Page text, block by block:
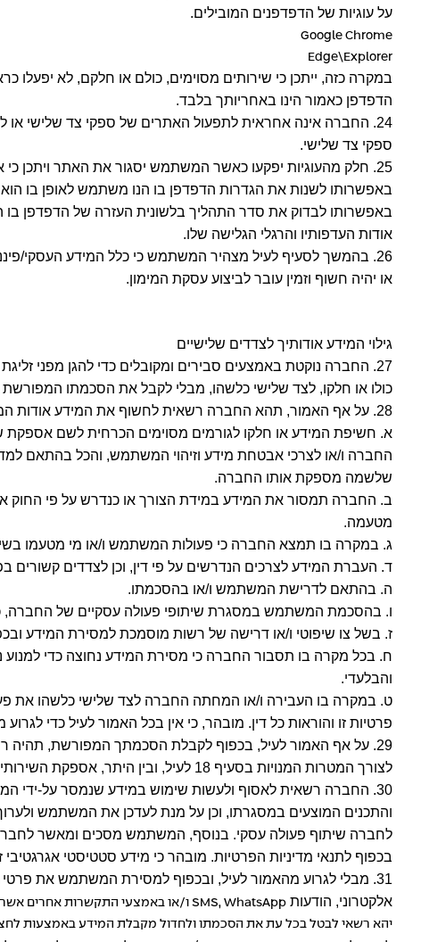
על עוגיות של הדפדפנים המובילים.
Google Chrome
Edge\Explorer
במקרה כזה, ייתכן כי שירותים מסוימים, כולם או חלקם, לא יפעלו
הדפדפן כאמור הינו באחריותך בלבד.
24. החברה אינה אחראית לתפעול האתרים של ספקי צד שלישי או
ספקי צד שלישי.
25. חלק מהעוגיות יפקעו כאשר המשתמש יסגור את האתר ויתכן כי אחרות ישמרו על גבי הזיכרון במכשיר. במידה והמשתמש מעדיף לחסום קבצי
באפשרותו לשנות את הגדרות הדפדפן בו הנו משתמש לאופן בו
באפשרותו לבדוק את סדר התהליך בלשונית העזרה של הדפדפן
אודות העדפותיו והרגלי הגלישה שלו.
26. בהמשך לסעיף לעיל מצהיר המשתמש כי כלל המידע העסקי/
או יהיה חשוף וזמין עובר לביצוע עסקת המימון.
גילוי המידע אודותיך לצדדים שלישיים
27. החברה נוקטת באמצעים סבירים ומקובלים כדי להגן מפני
כולו או חלקו, לצד שלישי כלשהו, מבלי לקבל את הסכמתו המפורשת
28. על אף האמור, תהא החברה רשאית לחשוף את המידע אודות המשתמש, כולו או חלקו, לצדדים שלישיים כלשהם בכפוף לתנאים הבאים:
א. חשיפת המידע או חלקו לגורמים מסוימים הכרחית לשם אספקת
החברה ו/או לצרכי אבטחת מידע וזיהוי המשתמש, והכל בהתאם
שלשמה מספקת אותו החברה.
ב. החברה תמסור את המידע במידת הצורך או כנדרש על פי החוק
מטעמה.
ג. במקרה בו תמצא החברה כי פעולות המשתמש ו/או מי מטעמו
ד. העברת המידע לצרכים הנדרשים על פי דין, וכן לצדדים
ה. בהתאם לדרישת המשתמש ו/או בהסכמתו.
ו. בהסכמת המשתמש במסגרת שיתופי פעולה עסקיים של החברה,
ז. בשל צו שיפוטי ו/או דרישה של רשות מוסמכת למסירת המידע
ח. בכל מקרה בו תסבור החברה כי מסירת המידע נחוצה כדי
והבלעדי.
ט. במקרה בו העבירה ו/או המחתה החברה לצד שלישי כלשהו את
פרטיות זו והוראות כל דין. מובהר, כי אין בכל האמור לעיל כדי
29. על אף האמור לעיל, בכפוף לקבלת הסכמתך המפורשת, תהיה
לצורך המטרות המנויות בסעיף 18 לעיל, ובין היתר, אספקת השירותים, הצעות שיווקיות שונות מאת החברות המנויות בקבוצת "ביטוח ישיר", שיפור השירות וכיו"ב, והכל בכפוף להסכמת המשתמש.
30. החברה רשאית לאסוף ולעשות שימוש במידע שנמסר על-
והתכנים המוצעים במסגרתו, וכן על מנת לעדכן את המשתמש
לחברה שיתוף פעולה עסקי. בנוסף, המשתמש מסכים ומאשר לחברה
בכפוף לתנאי מדיניות הפרטיות. מובהר כי מידע סטטיסטי
31. מבלי לגרוע מהאמור לעיל, ובכפוף למסירת המשתמש את
אלקטרוני, הודעות SMS, WhatsApp ו/או באמצעי התקשרות אחרים אשר
יהא רשאי לבטל בכל עת את הסכמתו ולחדול מקבלת המידע באמצעות